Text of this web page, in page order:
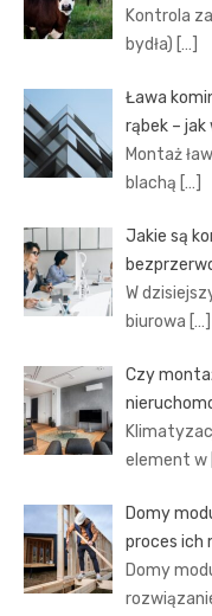
Kontrola
bydła) […]
Ława
rąbek –
Montaż
blachą […]
Jakie są
W
biurowa […]
Czy
element w
Domy
proces ich
Domy